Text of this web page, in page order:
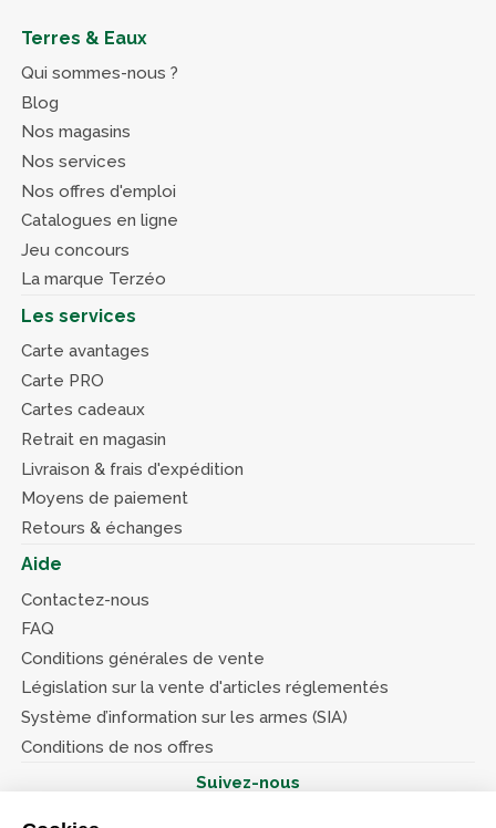
Terres & Eaux
Qui sommes-nous ?
Blog
Nos magasins
Nos services
Nos offres d'emploi
Catalogues en ligne
Jeu concours
La marque Terzéo
Les services
Carte avantages
Carte PRO
Cartes cadeaux
Retrait en magasin
Livraison & frais d'expédition
Moyens de paiement
Retours & échanges
Aide
Contactez-nous
FAQ
Conditions générales de vente
Législation sur la vente d'articles réglementés
Système d’information sur les armes (SIA)
Conditions de nos offres
Suivez-nous